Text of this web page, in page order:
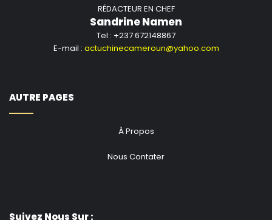
RÉDACTEUR EN CHEF
Sandrine Namen
Tel : +237 672148867
E-mail : actuchinecameroun@yahoo.com
AUTRE PAGES
À Propos
Nous Contater
Suivez Nous Sur :